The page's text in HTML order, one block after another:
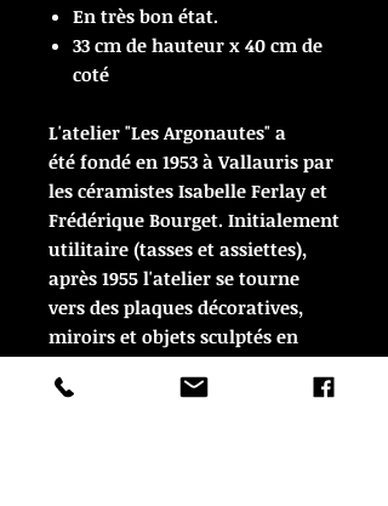
En très bon état.
33 cm de hauteur x 40 cm de
coté
L'atelier "Les Argonautes" a
été fondé en 1953 à Vallauris par
les céramistes Isabelle Ferlay et
Frédérique Bourget. Initialement
utilitaire (tasses et assiettes),
après 1955 l'atelier se tourne
vers des plaques décoratives,
miroirs et objets sculptés en
et des reliefs expressifs. Leur